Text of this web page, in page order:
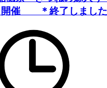
開催 ＊終了しました